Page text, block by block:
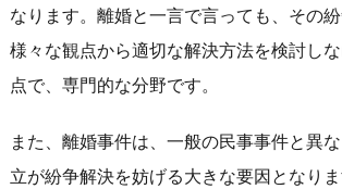
なります。離婚と一言で言っても、その紛
様々な観点から適切な解決方法を検討し
点で、専門的な分野です。
また、離婚事件は、一般の民事事件と異
立が紛争解決を妨げる大きな要因となりま